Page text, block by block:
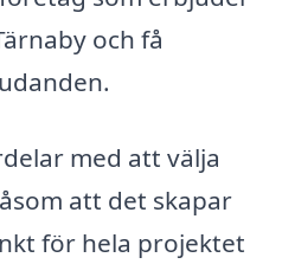
och få
med att välja
att det skapar
för hela projektet